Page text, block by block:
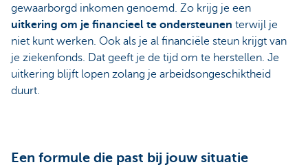
gewaarborgd inkomen genoemd. Zo krijg je een
uitkering om je financieel te ondersteunen terwijl je
niet kunt werken. Ook als je al financiële steun krijgt van
je ziekenfonds. Dat geeft je de tijd om te herstellen. Je
uitkering blijft lopen zolang je arbeidsongeschiktheid
duurt.
Een formule die past bij jouw situatie